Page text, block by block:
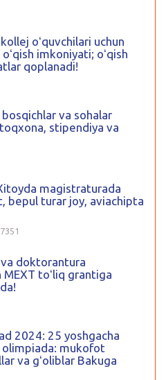
oʻquvchilari uchun
imkoniyati; oʻqish
qoplanadi!
va sohalar
stipendiya va
magistraturada
bepul turar joy, aviachipta
doktorantura
MEXT toʻliq grantiga
2024: 25 yoshgacha
olimpiada: mukofot
va gʻoliblar Bakuga